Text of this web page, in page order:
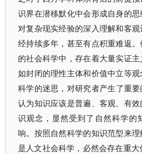
识界在潜移默化中会形成自身的
对复杂现实经验的深入理解和客
经持续多年，甚至有点积重难返
的社会科学中，存在着大量实证
如封闭的理性主体和价值中立等
科学的迷思，对研究者产生了重
认为知识应该是普遍、客观、有
识观念，显然受到了自然科学的
响。按照自然科学的知识范型来
是人文社会科学，必然会存在重